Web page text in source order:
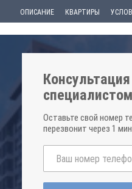
ОПИСАНИЕ КВАРТИРЫ
специалистом
Оставьте свой номер
перезвонит через 1